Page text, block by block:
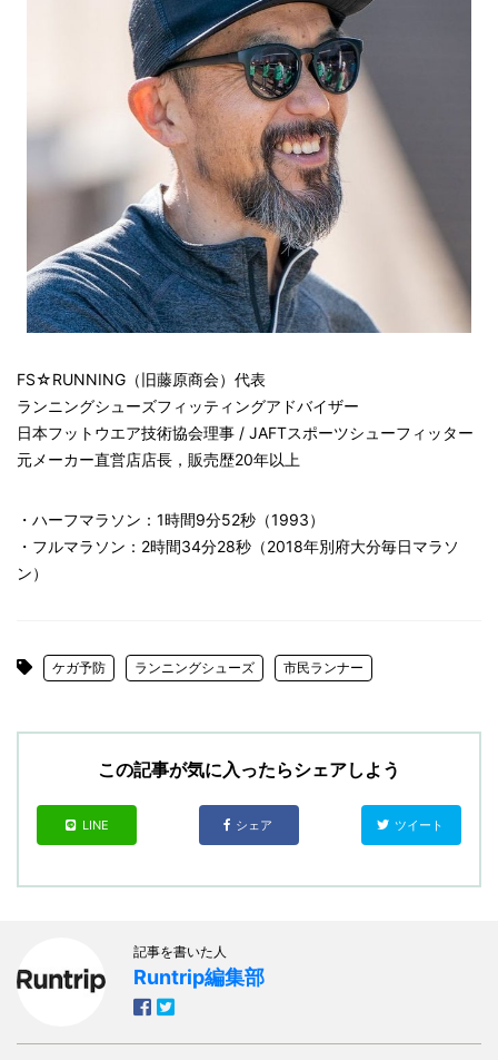
FS☆RUNNING（旧藤原商会）代表
ランニングシューズフィッティングアドバイザー
日本フットウエア技術協会理事 / JAFTスポーツシューフィッター
元メーカー直営店店長，販売歴20年以上
・ハーフマラソン：1時間9分52秒（1993）
・フルマラソン：2時間34分28秒（2018年別府大分毎日マラソ
ン）
ケガ予防 ランニングシューズ 市民ランナー
この記事が気に入ったらシェアしよう
LINE シェア ツイート
記事を書いた人
Runtrip編集部